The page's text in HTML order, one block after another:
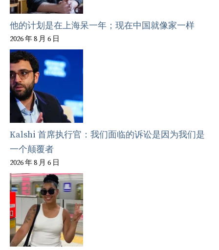
他的计划是在上海呆一年；现在中国就像家一样
2026 年 8 月 6 日
Kalshi 首席执行官：我们面临的诉讼是因为我们是
一个颠覆者
2026 年 8 月 6 日